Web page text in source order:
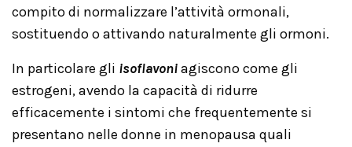
compito di normalizzare l’attività ormonali,
sostituendo o attivando naturalmente gli ormoni.
In particolare gli isoflavoniagiscono come gli
estrogeni, avendo la capacità di ridurre
efficacemente i sintomi che frequentemente si
presentano nelle donne in menopausa quali